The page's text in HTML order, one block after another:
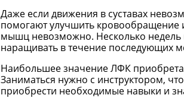
Даже если движения в суставах
помогают улучшить кровообращение
мышц невозможно. Несколько
наращивать в течение последующих
Наибольшее значение ЛФК
Заниматься нужно с инструктором,
приобрести необходимые навыки и